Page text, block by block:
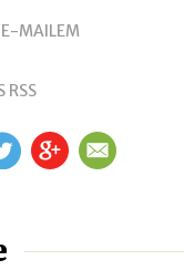
MAILEM
RSS
GP EM